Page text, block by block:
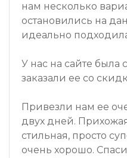
нам несколько
остановились на
идеально
У нас на сайте была
заказали ее со
Привезли нам ее
двух дней.
стильная, просто
очень хорошо.